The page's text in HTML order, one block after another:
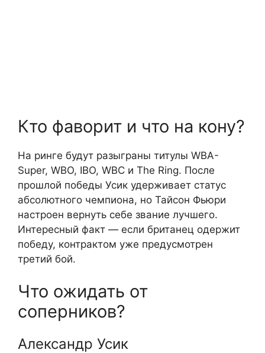
Кто фаворит и что на кону?
На ринге будут разыграны титулы WBA-
Super, WBO, IBO, WBC и The Ring. После
прошлой победы Усик удерживает статус
абсолютного чемпиона, но Тайсон Фьюри
настроен вернуть себе звание лучшего.
Интересный факт — если британец одержит
победу, контрактом уже предусмотрен
третий бой.
Что ожидать от
соперников?
Александр Усик